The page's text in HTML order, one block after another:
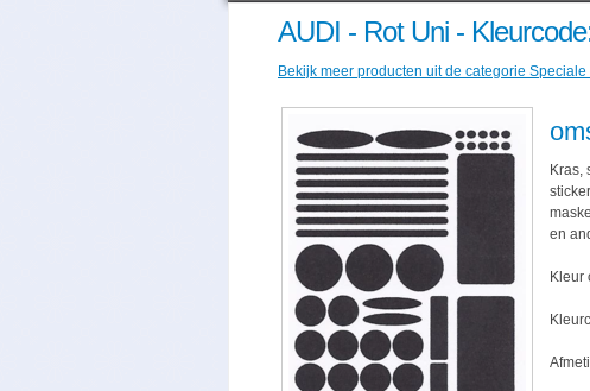
AUDI - Rot Uni -
Bekijk meer producten uit de categorie
Kras,
en
Kleur